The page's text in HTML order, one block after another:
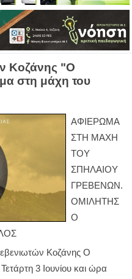
Κοζάνης "Ο
στη μάχη του
ΑΦΙΕΡΩΜΑ
ΣΤΗ ΜΑΧΗ
ΤΟΥ
ΣΠΗΛΑΙΟΥ
ΓΡΕΒΕΝΩΝ.
ΟΜΙΛΗΤΗΣ
Ο
Κοζάνης Ο
3 Ιουνίου και ώρα